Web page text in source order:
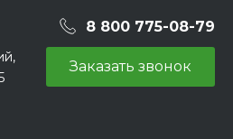
8 800 775-08-79
Заказать звонок